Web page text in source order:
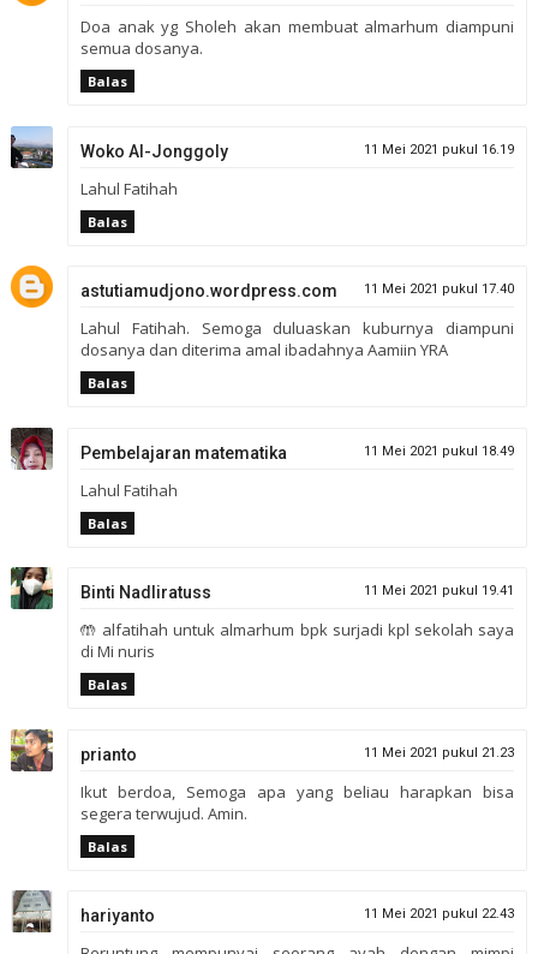
Doa anak yg Sholeh akan membuat almarhum diampuni
semua dosanya.
Balas
Woko Al-Jonggoly 11 Mei 2021 pukul 16.19
Lahul Fatihah
Balas
astutiamudjono.wordpress.com 11 Mei 2021 pukul 17.40
Lahul Fatihah. Semoga duluaskan kuburnya diampuni
dosanya dan diterima amal ibadahnya Aamiin YRA
Balas
Pembelajaran matematika 11 Mei 2021 pukul 18.49
Lahul Fatihah
Balas
Binti Nadliratuss 11 Mei 2021 pukul 19.41
🤲 alfatihah untuk almarhum bpk surjadi kpl sekolah saya
di Mi nuris
Balas
prianto 11 Mei 2021 pukul 21.23
Ikut berdoa, Semoga apa yang beliau harapkan bisa
segera terwujud. Amin.
Balas
hariyanto 11 Mei 2021 pukul 22.43